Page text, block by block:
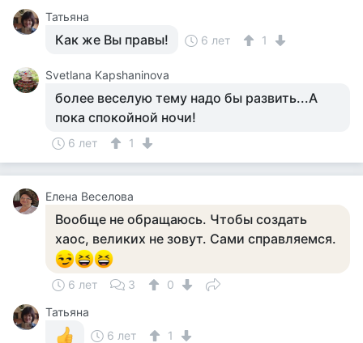
Татьяна
Как же Вы правы! 6 лет 1
Svetlana Kapshaninova
более веселую тему надо бы развить...А
пока спокойной ночи!
6 лет 1
Елена Веселова
Вообще не обращаюсь. Чтобы создать
хаос, великих не зовут. Сами справляемся.
6 лет 3
0
Татьяна
6 лет
1